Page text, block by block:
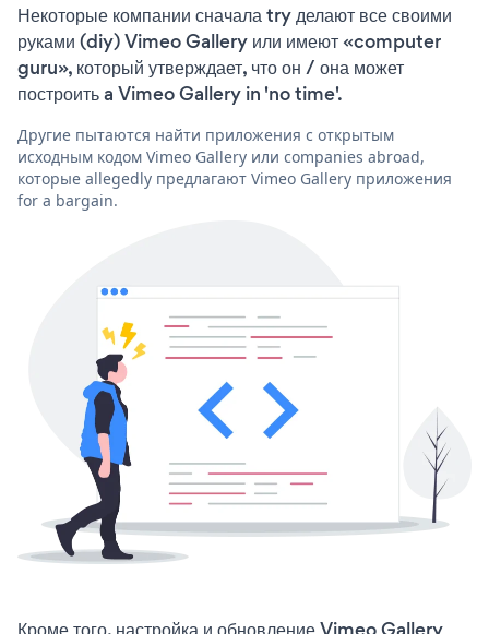
Некоторые компании сначала try делают все своими
руками (diy) Vimeo Gallery или имеют «computer
guru», который утверждает, что он / она может
построить a Vimeo Gallery in 'no time'.
Другие пытаются найти приложения с открытым
исходным кодом Vimeo Gallery или companies abroad,
которые allegedly предлагают Vimeo Gallery приложения
for a bargain.